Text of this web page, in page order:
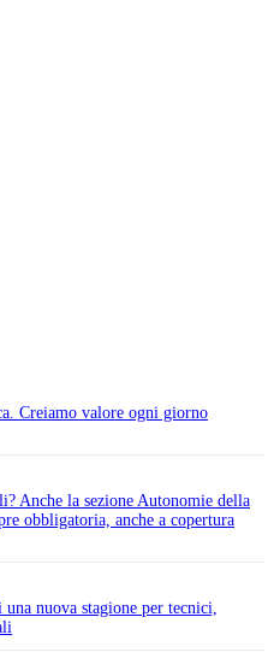
Creiamo valore ogni giorno
Anche la sezione Autonomie della
obbligatoria, anche a copertura
nuova stagione per tecnici,